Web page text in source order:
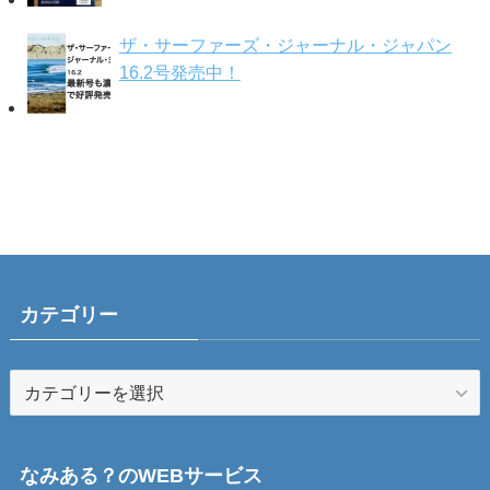
ザ・サーファーズ・ジャーナル・ジャパン
16.2号発売中！
カテゴリー
なみある？のWEBサービス